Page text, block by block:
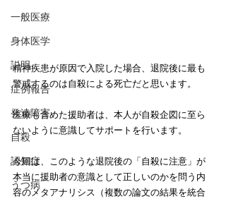
一般医療
身体医学
説明
症例報告
発達障害
自殺
認知症
うつ病
精神疾患が原因で入院した場合、退院後に最も
警戒するのは自殺による死亡だと思います。
医療も含めた援助者は、本人が自殺企図に至ら
ないように意識してサポートを行います。
今回は、このような退院後の「自殺に注意」が
本当に援助者の意識として正しいのかを問う内
容のメタアナリシス（複数の論文の結果を統合